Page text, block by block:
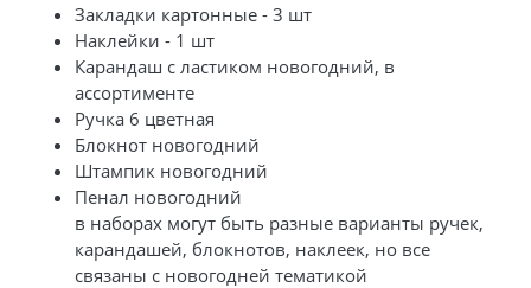
Закладки картонные - 3 шт
Наклейки - 1 шт
Карандаш с ластиком новогодний, в
ассортименте
Ручка 6 цветная
Блокнот новогодний
Штампик новогодний
Пенал новогодний
в наборах могут быть разные варианты ручек,
карандашей, блокнотов, наклеек, но все
связаны с новогодней тематикой